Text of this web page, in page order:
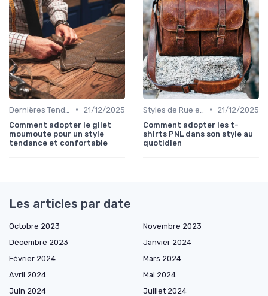
•
21/12/2025
Comment adopter le gilet
moumoute pour un style
tendance et confortable
•
21/12/2025
Comment adopter les t-
shirts PNL dans son style au
quotidien
Les articles par date
Octobre 2023
Novembre 2023
Décembre 2023
Janvier 2024
Février 2024
Mars 2024
Avril 2024
Mai 2024
Juin 2024
Juillet 2024